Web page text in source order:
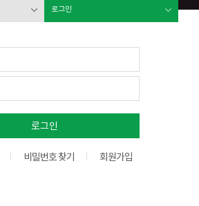
로그인
비밀번호 찾기 회원가입